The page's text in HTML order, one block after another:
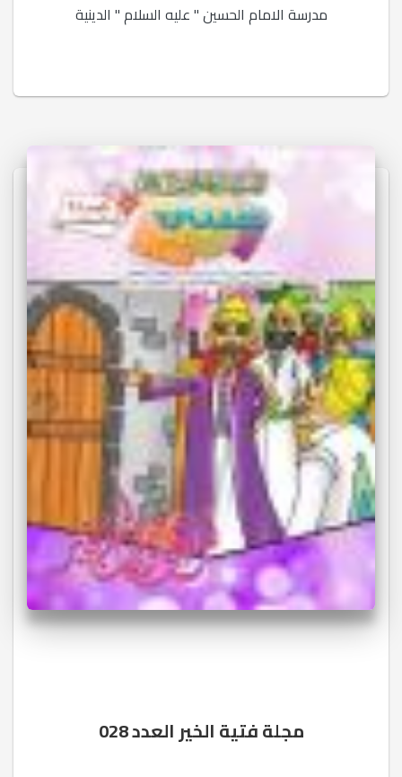
مدرسة الامام الحسين " عليه السلام " الدينية
مجلة فتية الخير العدد 028